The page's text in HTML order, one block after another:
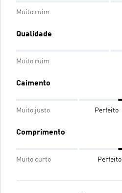
Muito ruim
Qualidade
Muito ruim
Caimento
Muito justo Perfeito
Comprimento
Muito curto Perfeito